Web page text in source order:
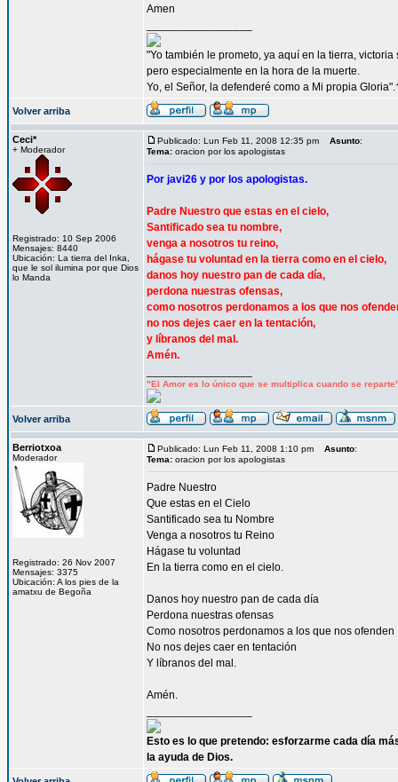
Amen
"Yo también le prometo, ya aquí en la tierra,
pero especialmente en la hora de la muerte.
Yo, el Señor, la defenderé como a Mi propia
Volver arriba
Ceci*
+ Moderador
Registrado: 10 Sep 2006
Mensajes: 8440
Ubicación: La tierra del Inka,
que le sol ilumina por que Dios
lo Manda
Publicado: Lun Feb 11, 2008 12:35 pm Asunto:
Tema: oracion por los apologistas
Por javi26 y por los apologistas.
Padre Nuestro que estas en el cielo,
Santificado sea tu nombre,
venga a nosotros tu reino,
hágase tu voluntad en la tierra como en el cielo,
danos hoy nuestro pan de cada día,
perdona nuestras ofensas,
como nosotros perdonamos a los que nos
no nos dejes caer en la tentación,
y líbranos del mal.
Amén.
"El Amor es lo único que se multiplica cuando se
Volver arriba
Berriotxoa
Moderador
Registrado: 26 Nov 2007
Mensajes: 3375
Ubicación: A los pies de la
amatxu de Begoña
Publicado: Lun Feb 11, 2008 1:10 pm Asunto:
Tema: oracion por los apologistas
Padre Nuestro
Que estas en el Cielo
Santificado sea tu Nombre
Venga a nosotros tu Reino
Hágase tu voluntad
En la tierra como en el cielo.
Danos hoy nuestro pan de cada día
Perdona nuestras ofensas
Como nosotros perdonamos a los que nos ofenden
No nos dejes caer en tentación
Y líbranos del mal.
Amén.
Esto es lo que pretendo: esforzarme cada día
la ayuda de Dios.